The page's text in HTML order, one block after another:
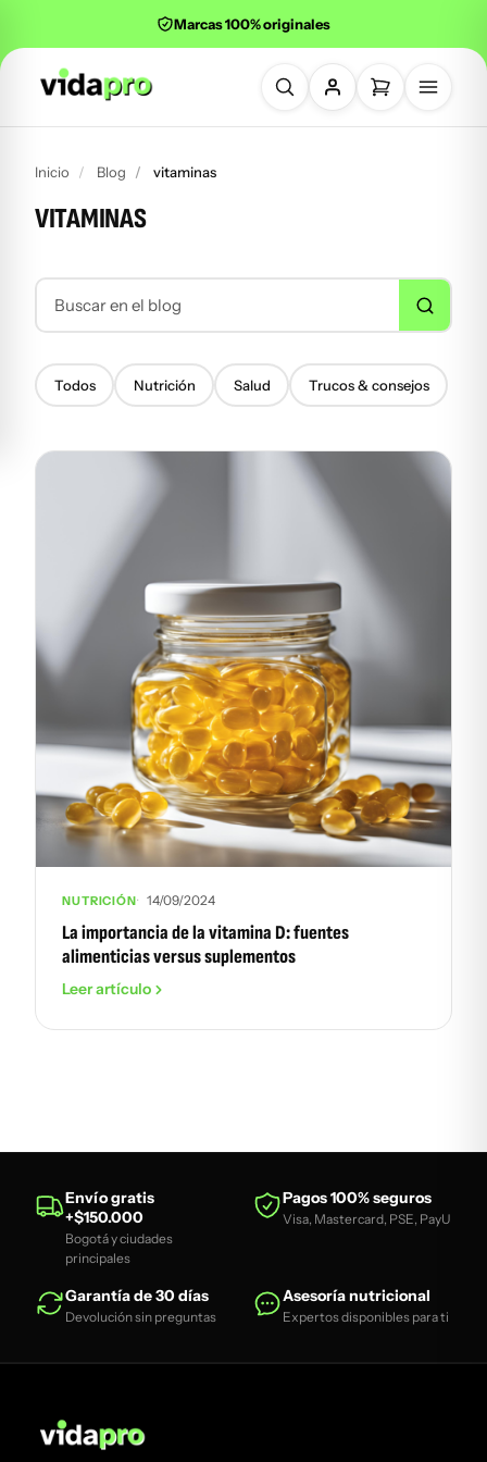
Marcas 100% originales
Buscar productos
Inicio Blog vitaminas
VITAMINAS
Buscar en el blog
Todos Nutrición Salud Trucos & consejos
NUTRICIÓN 14/09/2024
La importancia de la vitamina D: fuentes
alimenticias versus suplementos
Leer artículo
Envío gratis
+$150.000
Bogotá y ciudades
principales
Pagos 100% seguros
Visa, Mastercard, PSE, PayU
Garantía de 30 días
Devolución sin preguntas
Asesoría nutricional
Expertos disponibles para ti